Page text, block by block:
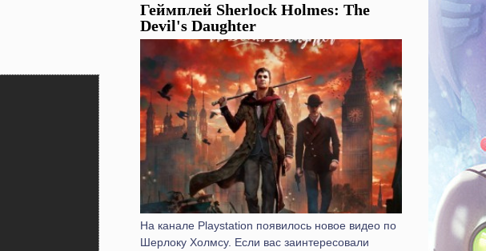
Геймплей Sherlock Holmes: The
Devil's Daughter
На канале Playstation появилось новое видео по
Шерлоку Холмсу. Если вас заинтересовали